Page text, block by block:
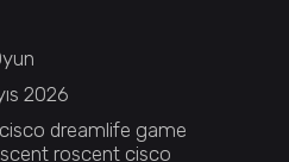
2026
cisco dreamlife game
roscent cisco